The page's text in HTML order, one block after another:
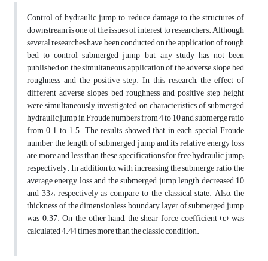
Control of hydraulic jump to reduce damage to the structures of
downstream is one of the issues of interest to researchers. Although
several researches have been conducted on the application of rough
bed to control submerged jump but, any study has not been
published on the simultaneous application of the adverse slope, bed
roughness and the positive step. In this research, the effect of
different adverse slopes, bed roughness and positive step height
were simultaneously investigated on characteristics of submerged
hydraulic jump in Froude numbers from 4 to 10 and submerge ratio
from 0.1 to 1.5. The results showed that in each special Froude
number, the length of submerged jump and its relative energy loss
are more and less than these specifications for free hydraulic jump;
respectively. In addition to, with increasing the submerge ratio, the
average energy loss and the submerged jump length decreased 10
and 33%; respectively as compare to the classical state. Also, the
thickness of the dimensionless boundary layer of submerged jump
was 0.37. On the other hand, the shear force coefficient (ε) was
calculated 4.44 times more than the classic condition.